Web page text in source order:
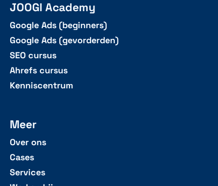
JOOGI Academy
Google Ads (beginners)
Google Ads (gevorderden)
SEO cursus
Ahrefs cursus
Kenniscentrum
Meer
Over ons
Cases
Services